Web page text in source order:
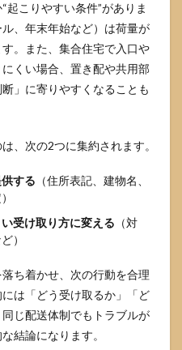
起こりやすい条件”がありま
、年末年始など）は荷量が
。また、集合住宅で入口や
くい場合、置き配や共用部
」に寄りやすくなることも
、次の2つに集約されます。
する （住所表記、建物名、
受け取り方に変える （対
）
ち着かせ、次の行動を合理
は「どう受け取るか」「ど
じ配送体制でもトラブルが
結論になります。